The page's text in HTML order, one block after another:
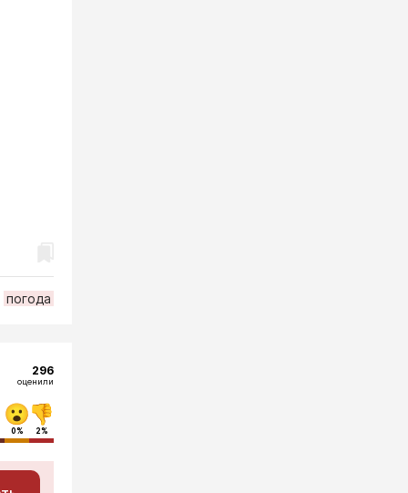
погода
296
оценили
0% 2%